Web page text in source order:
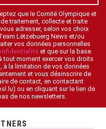
que le Comité Olympique et
traitement, collecte et traite
adresser, selon vos choix
Lëtzebuerg News et/ou
vos données personnelles
et que sur la base
tout moment exercer vos droits
à la limitation de vos données
et vous désinscrire de
de contact, en contactant
ou en cliquant sur le lien de
de nos newsletters.